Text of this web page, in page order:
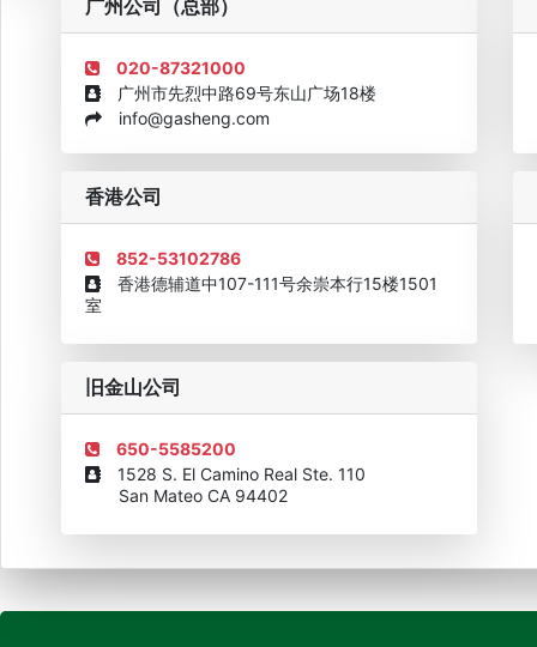
企业诚信AAAAA奖牌2015 欧美澳最具价值品牌移民机构
广州公司（总部）
020-87321000
广州市先烈中路69号东山广场18楼
info@gasheng.com
香港公司
852-53102786
香港德辅道中107-111号余崇本行15楼1501
室
旧金山公司
650-5585200
1528 S. El Camino Real Ste. 110
San Mateo CA 94402